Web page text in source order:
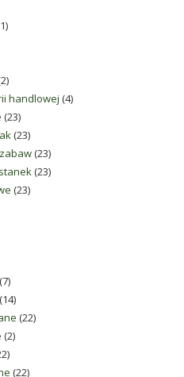
171
22
produkty
handlowej 44
2323
produkty
2323
produkty
2323
produkty
2323
2323
77
produktów
1414
produktów
2222
22
22
produkty
2222